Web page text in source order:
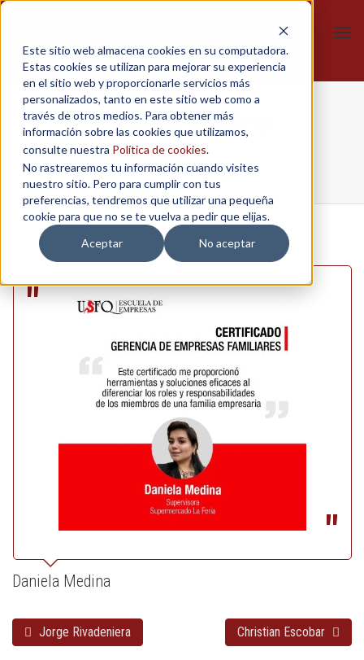
Este sitio web almacena cookies en su computadora.
Estas cookies se utilizan para mejorar su experiencia
en el sitio web y proporcionarle servicios más
personalizados, tanto en este sitio web como a
través de otros medios. Para obtener más
información sobre las cookies que utilizamos,
consulte nuestra Política de cookies.
No rastrearemos tu información cuando visites
nuestro sitio. Pero para cumplir con tus
preferencias, tendremos que utilizar una pequeña
cookie para que no se te vuelva a pedir que elijas.
Aceptar
No aceptar
Daniela Medina
Home / Empresas familiares / Daniela Medina
Daniela Medina
Jorge Rivadeniera Christian Escobar